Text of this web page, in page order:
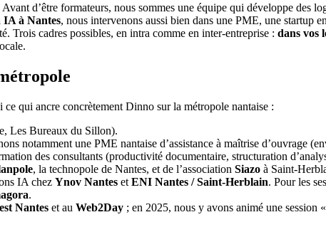
d’être formateurs, nous sommes une équipe qui développe des
à Nantes, nous intervenons aussi bien dans une PME, une startup
Trois cadres possibles, en intra comme en inter-entreprise : dans vos
qui ancre concrètement Dinno sur la métropole nantaise :
Les Bureaux du Sillon).
notamment une PME nantaise d’assistance à maîtrise d’ouvrage
des consultants (productivité documentaire, structuration
, la technopole de Nantes, et de l’association Siazo à Saint-
IA chez Ynov Nantes et ENI Nantes / Saint-Herblain. Pour les
.
Nantes et au Web2Day ; en 2025, nous y avons animé une